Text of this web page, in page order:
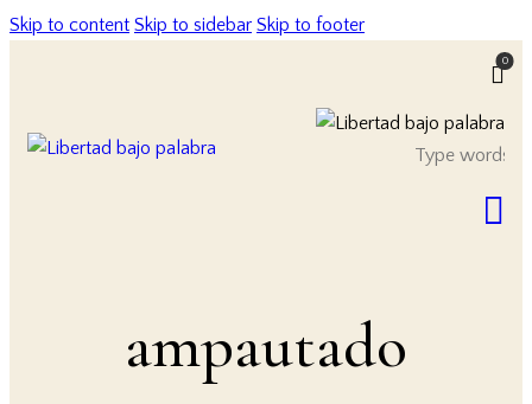
Skip to content Skip to sidebar Skip to footer
0
ampautado